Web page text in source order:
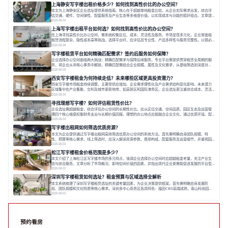
上海静安写字楼出租价格多少？如何找到高性价比的办公空间？
本文为上海静安区企业选址提供系统指南。核心在于超越单纯租金比较，从企业实际需求出发，综合评
估交通、硬件、空间弹性、配套服务及产业生态等多维度价值，以实现成本与功能的挺好组合。文章提
出打破固定工位思维，采用精装灵活空间与共享配套以提升性价比，并通过不同规模企业的实际案例加
以说明。之后指出，专业运营服务商提供的稳定环境、社群活动与产业集聚等增值服务，是很大化空间
价值、助力企业成长的关键。对于许多在
2026-08-04
上海写字楼出租平台如何选？如何找到高性价比的办公空间？
在上海寻找高性价比办公空间，需系统权衡区位、成本、灵活性及服务。市场呈现多元化，企业常面临
租赁流程复杂、隐性成本高等挑战。选择平台时，应评估其专业性、产品多样性与服务完整性。以德必
为例，其提供从空间到生态的解决方案，通过特色园区、灵活产品和丰富配套，满足不同企业需求。企
业应明确自身需求，实地考察，选择能支持长期发展、提升竞争力的办公空间。在上海寻找合适的办公
空间，对于企业行政负责人、中小企业主
2026-08-04
写字楼租赁平台如何精确匹配需求？签约后服务如何保障？
企业选择办公空间面临两大挑战：精确匹配需求与保障后续服务。专业平台需提供贯穿租赁全周期的服
务，将企业从非核心事务中解放。精确匹配需结合企业规模、属性及文化需求，从基础筛选到深度对
接；签约后则需构建覆盖硬件运维、共享配套及专业物业的全周期保障体系。德必集团通过标准化服务
与个性化运营结合，以全国布局和产业生态圈为企业提供稳定支持，体现了从信息撮合到深度服务的能
力转变。在为企业寻找办公空间的过程中，
2026-08-04
西安写字楼租金为何持续走低？未来哪些区域更具投资潜力？
西安写字楼市场租金持续调整，主要受供应增加、企业需求理性化及产业需求结构变化影响。未来潜力
区域集中在产业集聚、交利及城市更新地带，如高新区和国际港务区。企业选址更注重综合成本、灵活
性与员工体验，倾向于提供全包式服务的办公空间。专业运营方通过空间优化与社群服务，助力企业成
长，推动市场向多元化、高性价比方向发展。近年来，西安写字楼市场呈现出租金持续调整的态势，这
一现象引发了的广泛关注。作为西部重要
2026-08-04
寻找理想写字楼？如何评估租赁性价比？
企业选址需超越租金，综合评估办公空间的长期性价比。应从区位交通、空间品质、园区生态及运营管
理四个核心维度权衡财务支出与长期价值回报。理想的办公地点应能融合企业文化，通过优质环境、配
套服务及社群资源赋能业务增长，实现成本与价值的平衡。对于许多正在成长或寻求稳定发展的企业而
言，寻找一处合适的办公空间是一项至关重要的决策。这不仅关系到团队的日常工作效率与协作氛围，
更直接影响着企业的品牌形象、运营成本
2026-08-04
写字楼出租网如何筛选优质房源？
本文为企业提供通过写字楼出租网高效筛选优质办公空间的系统方法。首先需明确自身团队规模、特
性、预算等核心需求。线上筛选时，应深入解读房源参数、费用构成、配套服务及运营细节，并重视园
区产业生态与交通区位价值。同时，需考察运营方的品牌背景与持续服务能力。完成线上初选后，必须
进行线下实地验证，核对空间实景、测试设施、感受园区氛围并确认合同条款，从而做出精确决策。在
数字化时代，写字楼出租网已成为企业寻找
2026-08-04
松江写字楼租金价格范围是多少？
本文介绍了上海松江区写字楼市场的多元特点，强调企业选择办公空间时应超越租金考量，关注产业生
态与综合服务。文章分析了市场概况、影响空间价值的因素，并指出现代企业更需能促进发展的平台型
空间。之后，以德必集团为例，说明运营方如何通过构建服务生态助力企业成长，建议企业系统评估需
求与长期价值，选择匹配的发展载体。对于许多寻求在上海松江区设立或扩展办公空间的企业而言，了
解该区域的写字楼市场概况是决策的首先
2026-08-03
深圳写字楼租赁如何选址？租金预算与区域选择全解析
本文系统梳理了深圳写字楼租赁选址的关键考量因素，为企业决策提供框架。首先需明确自身发展阶
段、团队规模和文化特质等核心需求。深圳多中心商务区各具特色：福田CBD高端成熟，南山科技园创
新活力强，前海具政策优势。除传统写字楼外，创意产业园注重生态与社群，适合文创、科技类企业。
款。选址是综合性战略决策，旨在让办公
2026-08-03
预约看房